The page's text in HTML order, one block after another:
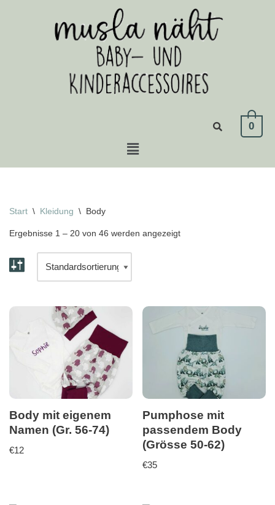
0
Start \ Kleidung \ Body
Ergebnisse 1 – 20 von 46 werden angezeigt
Body mit eigenem
Namen (Gr. 56-74)
€12
Pumphose mit
passendem Body
(Grösse 50-62)
€35